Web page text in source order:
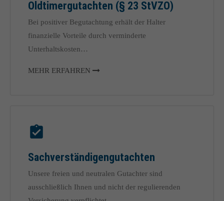
Oldtimergutachten (§ 23 StVZO)
Bei positiver Begutachtung erhält der Halter
finanzielle Vorteile durch verminderte
Unterhaltskosten…
MEHR ERFAHREN
Sach­ver­ständigen­gutachten
Unsere freien und neutralen Gutachter sind
ausschließlich Ihnen und nicht der regulierenden